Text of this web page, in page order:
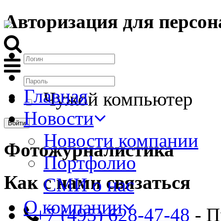
Авторизация для
Чужой компьютер
Фотожурналистика
Как с нами связаться
+7 (495) 628-47-48 -
Главная
Новости
Новости компании
Портфолио
СМИ о нас
О компании